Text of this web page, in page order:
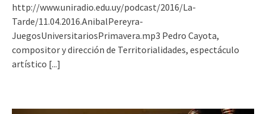
http://www.uniradio.edu.uy/podcast/2016/La-
Tarde/11.04.2016.AnibalPereyra-
JuegosUniversitariosPrimavera.mp3 Pedro Cayota,
compositor y dirección de Territorialidades, espectáculo
artístico [...]